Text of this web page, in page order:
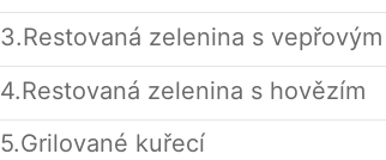
3.Restovaná zelenina s vepřovým
4.Restovaná zelenina s hovězím
5.Grilované kuřecí